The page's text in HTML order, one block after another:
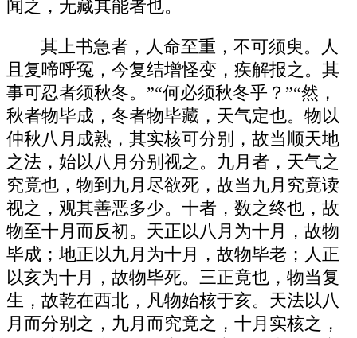
闻之，无藏其能者也。
其上书急者，人命至重，不可须臾。人
且复啼呼冤，今复结增怪变，疾解报之。其
事可忍者须秋冬。”“何必须秋冬乎？”“然，
秋者物毕成，冬者物毕藏，天气定也。物以
仲秋八月成熟，其实核可分别，故当顺天地
之法，始以八月分别视之。九月者，天气之
究竟也，物到九月尽欲死，故当九月究竟读
视之，观其善恶多少。十者，数之终也，故
物至十月而反初。天正以八月为十月，故物
毕成；地正以九月为十月，故物毕老；人正
以亥为十月，故物毕死。三正竟也，物当复
生，故乾在西北，凡物始核于亥。天法以八
月而分别之，九月而究竟之，十月实核之，